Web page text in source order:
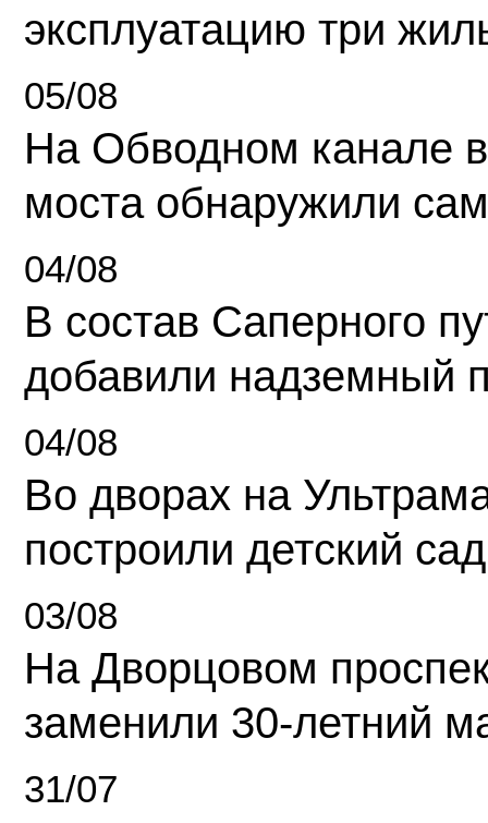
эксплуатацию три
05/08
На Обводном канале
моста обнаружили
04/08
В состав Саперного
добавили надземный
04/08
Во дворах на
построили детский сад
03/08
На Дворцовом
заменили 30-летний
31/07